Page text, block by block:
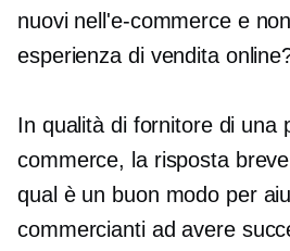
nuovi nell'e-commerce e
esperienza di vendita
In qualità di fornitore di una
commerce, la risposta
qual è un buon modo per
commercianti ad avere